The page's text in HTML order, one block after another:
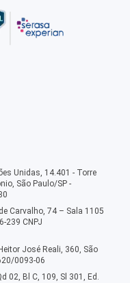
Unidas, 14.401 - Torre
São Paulo/SP -
Carvalho, 74 – Sala 1105
239 CNPJ
José Reali, 360, São
0093-06
02, Bl C, 109, Sl 301, Ed.